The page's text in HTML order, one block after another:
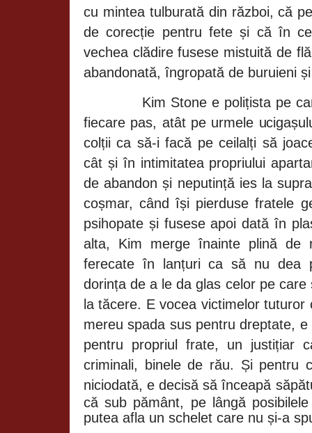
cu mintea tulburată din război, că
de corecție pentru fete și că în
vechea clădire fusese mistuită de
abandonată, îngropată de buruieni
Kim Stone e polițista pe
fiecare pas, atât pe urmele
colții ca să-i facă pe ceilalți să
cât și în intimitatea propriului
de abandon și neputință ies la
coșmar, când își pierduse fratele
psihopate și fusese apoi dată în
alta, Kim merge înainte plină de
ferecate în lanțuri ca să nu dea
dorința de a le da glas celor pe
la tăcere. E vocea victimelor tuturor
mereu spada sus pentru dreptate,
pentru propriul frate, un justițiar
criminali, binele de rău. Și pentru
niciodată, e decisă să înceapă
că sub pământ, pe lângă
putea afla un schelet care nu și-a